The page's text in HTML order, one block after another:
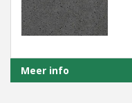
Meer info